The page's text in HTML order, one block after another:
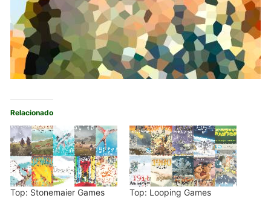
Relacionado
Top: Stonemaier Games Top: Looping Games